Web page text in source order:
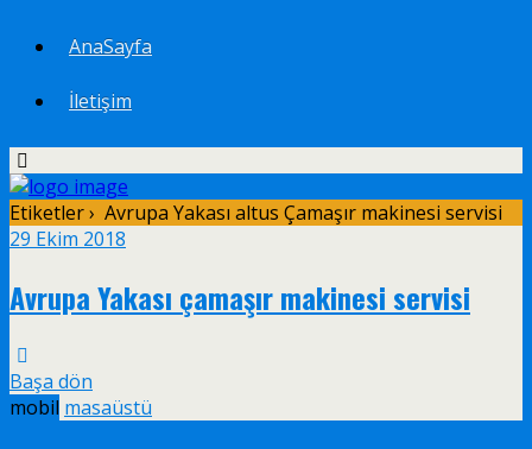
AnaSayfa
İletişim
Etiketler › Avrupa Yakası altus Çamaşır makinesi servisi
29 Ekim 2018
Avrupa Yakası çamaşır makinesi servisi
Başa dön
mobil masaüstü